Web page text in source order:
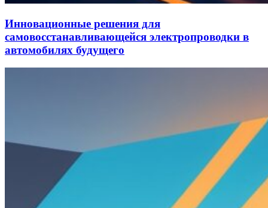
Инновационные решения для
самовосстанавливающейся электропроводки в
автомобилях будущего